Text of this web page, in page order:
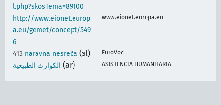
l.php?skosTema=89100
http://www.eionet.europ
a.eu/gemet/concept/549
6
www.eionet.europa.eu
413 naravna nesreča (sl) EuroVoc
الكوارث الطبيعية (ar) ASISTENCIA HUMANITARIA